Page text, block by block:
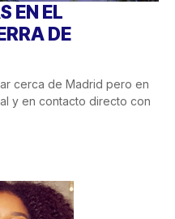
EN EL
DE
cerca de Madrid pero en
y en contacto directo con